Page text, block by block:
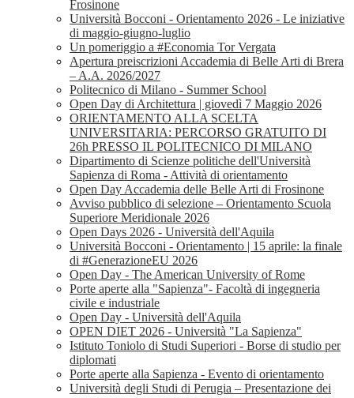
Frosinone
Università Bocconi - Orientamento 2026 - Le iniziative
di maggio-giugno-luglio
Un pomeriggio a #Economia Tor Vergata
Apertura preiscrizioni Accademia di Belle Arti di Brera
– A.A. 2026/2027
Politecnico di Milano - Summer School
Open Day di Architettura | giovedì 7 Maggio 2026
ORIENTAMENTO ALLA SCELTA
UNIVERSITARIA: PERCORSO GRATUITO DI
26h PRESSO IL POLITECNICO DI MILANO
Dipartimento di Scienze politiche dell'Università
Sapienza di Roma - Attività di orientamento
Open Day Accademia delle Belle Arti di Frosinone
Avviso pubblico di selezione – Orientamento Scuola
Superiore Meridionale 2026
Open Days 2026 - Università dell'Aquila
Università Bocconi - Orientamento | 15 aprile: la finale
di #GenerazioneEU 2026
Open Day - The American University of Rome
Porte aperte alla "Sapienza"- Facoltà di ingegneria
civile e industriale
Open Day - Università dell'Aquila
OPEN DIET 2026 - Università "La Sapienza"
Istituto Toniolo di Studi Superiori - Borse di studio per
diplomati
Porte aperte alla Sapienza - Evento di orientamento
Università degli Studi di Perugia – Presentazione dei